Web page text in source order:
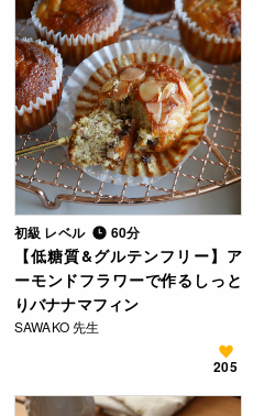
初級 レベル 60分
【低糖質&グルテンフリー】ア
ーモンドフラワーで作るしっと
りバナナマフィン
SAWAKO 先生
205